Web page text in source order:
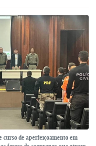
curso de aperfeiçoamento em